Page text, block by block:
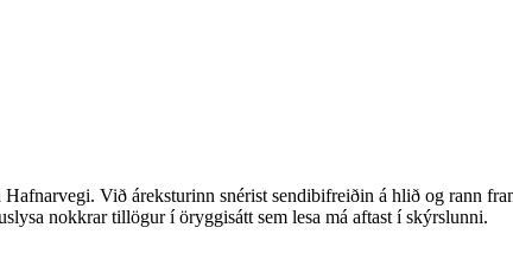
Við áreksturinn snérist sendibifreiðin á hlið og rann
nokkrar tillögur í öryggisátt sem lesa má aftast í skýrslunni.